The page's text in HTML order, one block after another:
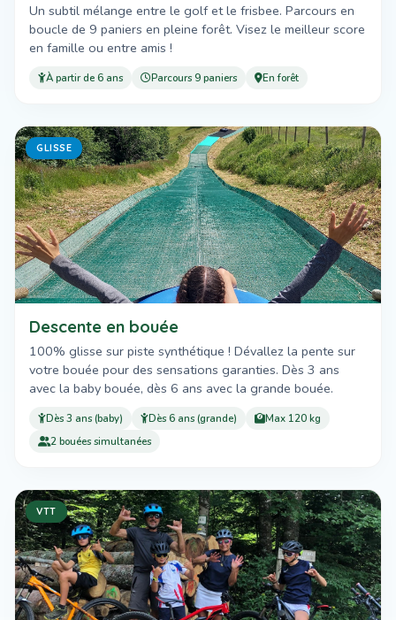
Un subtil mélange entre le golf et le frisbee. Parcours en
boucle de 9 paniers en pleine forêt. Visez le meilleur score
en famille ou entre amis !
À partir de 6 ans Parcours 9 paniers En forêt
GLISSE
Descente en bouée
100% glisse sur piste synthétique ! Dévallez la pente sur
votre bouée pour des sensations garanties. Dès 3 ans
avec la baby bouée, dès 6 ans avec la grande bouée.
Dès 3 ans (baby) Dès 6 ans (grande)
Max 120 kg
2 bouées simultanées
VTT